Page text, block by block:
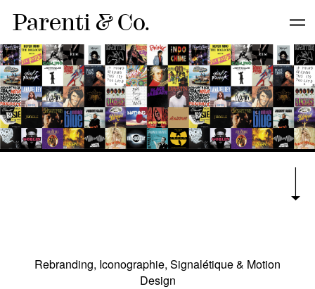
Parenti&Co.
Rebranding, Iconographie, Signalétique & Motion
Design